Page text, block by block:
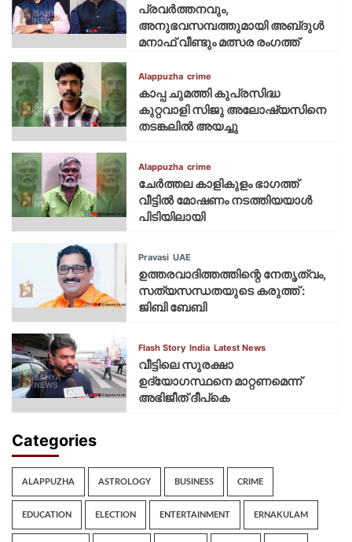
പ്രവർത്തനവും,
അനുഭവസമ്പത്തുമായി അബ്‌ദുൾ
മനാഫ് വീണ്ടും മത്സര രംഗത്ത്
Alappuzha crime
കാപ്പ ചുമത്തി കുപ്രസിദ്ധ
കുറ്റവാളി സിജു അലോഷ്യസിനെ
തടങ്കലിൽ അയച്ചു
Alappuzha crime
ചേർത്തല കാളികുളം ഭാഗത്ത്
വീട്ടിൽ മോഷണം നടത്തിയയാൾ
പിടിയിലായി
Pravasi UAE
ഉത്തരവാദിത്തത്തിന്റെ നേതൃത്വം,
സത്യസന്ധതയുടെ കരുത്ത് :
ജിബി ബേബി
Flash Story India Latest News
വീട്ടിലെ സുരക്ഷാ
ഉദ്യോഗസ്ഥനെ മാറ്റണമെന്ന്
അഭിജീത് ദീപ്‌കെ
Categories
ALAPPUZHA ASTROLOGY BUSINESS CRIME
EDUCATION ELECTION ENTERTAINMENT ERNAKULAM